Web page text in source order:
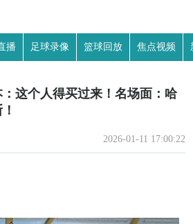
播 足球录像 篮球回放 焦点视频
：这个人得买过来！名场面：哈
2026-01-11 17:00:22